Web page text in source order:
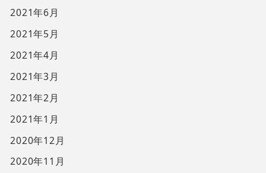
2021年6月
2021年5月
2021年4月
2021年3月
2021年2月
2021年1月
2020年12月
2020年11月